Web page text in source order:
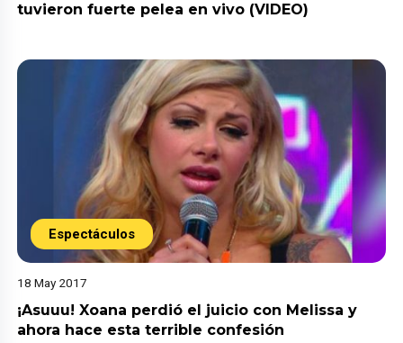
tuvieron fuerte pelea en vivo (VIDEO)
Espectáculos
18 May 2017
¡Asuuu! Xoana perdió el juicio con Melissa y
ahora hace esta terrible confesión